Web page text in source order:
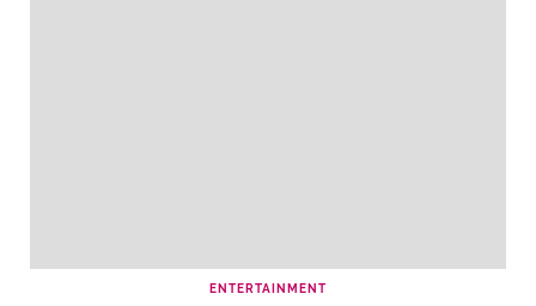
ENTERTAINMENT